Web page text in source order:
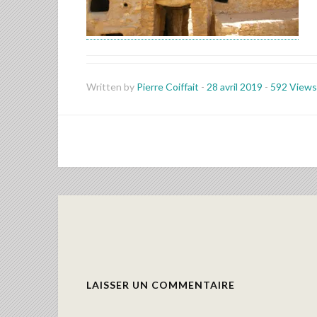
Written by Pierre Coiffait - 28 avril 2019 - 592 Views
LAISSER UN COMMENTAIRE